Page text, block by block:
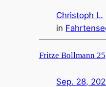
Christoph L.
in
Fritze Bollmann 25
Sep. 28,